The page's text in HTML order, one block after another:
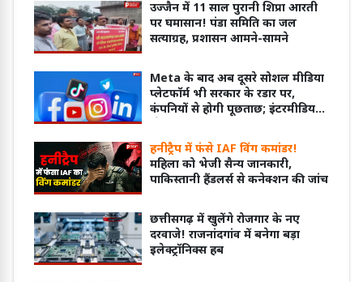
उज्जैन में 11 साल पुरानी शिप्रा आरती
पर घमासान! पंडा समिति का जल
सत्याग्रह, प्रशासन आमने-सामने
Meta के बाद अब दूसरे सोशल मीडिया
प्लेटफॉर्म भी सरकार के रडार पर,
कंपनियों से होगी पूछताछ; इंटरमीडियरी
हनीट्रैप में फंसे IAF विंग कमांडर!
महिला को भेजी सैन्य जानकारी,
पाकिस्तानी हैंडलर्स से कनेक्शन की जांच
छत्तीसगढ़ में खुलेंगे रोजगार के नए
दरवाजे! राजनांदगांव में बनेगा बड़ा
इलेक्ट्रॉनिक्स हब